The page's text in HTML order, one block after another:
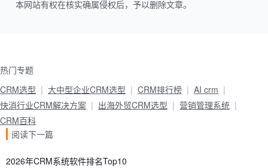
本网站有权在核实确属侵权后，予以删除文章。
热门专题
CRM选型
大中型企业CRM选型 CRM排行榜
AI crm
快消行业CRM解决方案
出海外贸CRM选型
营销管理系统
CRM百科
阅读下一篇
2026年CRM系统软件排名Top10